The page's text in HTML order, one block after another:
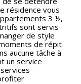
résidence vous
3 ½,
sont servis
de style
de répit
aucune tâche à
un service